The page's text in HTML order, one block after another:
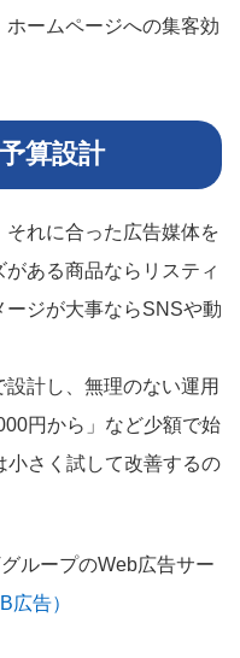
ームページへの集客効
算設計
れに合った広告媒体を
ある商品ならリスティ
ージが大事ならSNSや動
計し、無理のない運用
円から」など少額で始
小さく試して改善するの
ループのWeb広告サー
広告）